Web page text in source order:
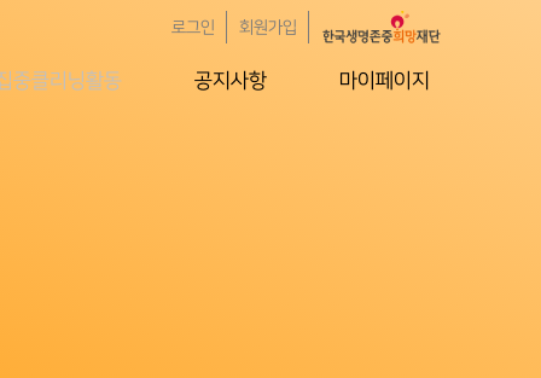
로그인 회원가입
중클리닝활동 공지사항 마이페이지